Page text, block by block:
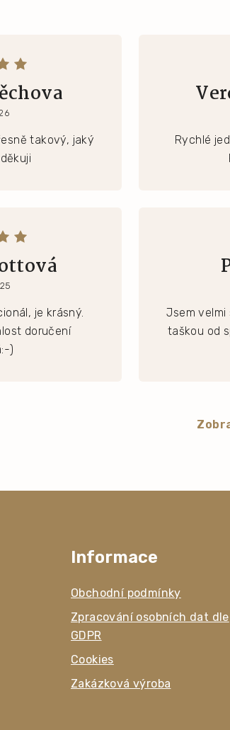
takový, jaký
Rychlé
je krásný.
doručení
)
Jsem velmi
taškou od
Informace
Obchodní podmínky
Zpracování osobních dat dle
GDPR
Cookies
Zakázková výroba